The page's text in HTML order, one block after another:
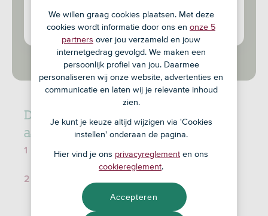
arbeidsongeschiktheidsverzekering speciaal
voor werknemers of zzp’ers.
Deze verzekeringen kun je via ons
aanvragen
Overlijdensrisicoverzekering voor kopers of
kunt blijven wonen als je arbeidsongeschikt
We willen graag cookies plaatsen. Met deze
cookies wordt informatie door ons en onze 5
partners over jou verzameld en jouw
internetgedrag gevolgd. We maken een
persoonlijk profiel van jou. Daarmee
personaliseren wij onze website, advertenties en
communicatie en laten wij je relevante inhoud
zien.
Je kunt je keuze altijd wijzigen via 'Cookies
instellen' onderaan de pagina.
Hier vind je ons privacyreglement en ons
cookiereglement.
Accepteren